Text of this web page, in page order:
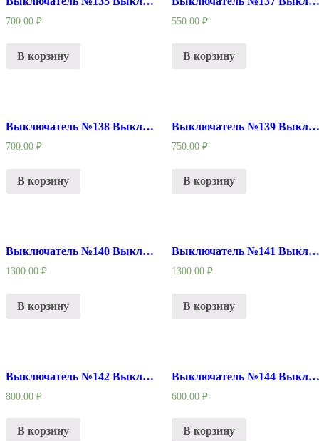
700.00 ₽
В корзину
550.00 ₽
В корзину
Выключатель №138 Выключатель УШМ МАКИТА 9069
700.00 ₽
В корзину
Выключатель №139 Выключатель УШМ BOSCH 230
750.00 ₽
В корзину
Выключатель №140 Выключатель УШМ МАКИТА 9069 под плавный пуск
1300.00 ₽
В корзину
Выключатель №141 Выключатель УШМ 210/230
1300.00 ₽
В корзину
Выключатель №142 Выключатель подходит для перфоратора (BOSCH 2-26)
800.00 ₽
В корзину
Выключатель №144 Выключатель подходит для дрели 1305, дрели Colt (Китай)
600.00 ₽
В корзину